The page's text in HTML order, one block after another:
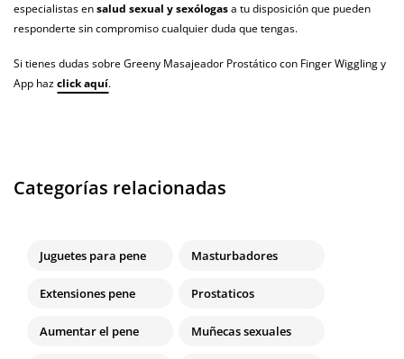
especialistas ensalud sexual y sexólogasa tu disposición que pueden
responderte sin compromiso cualquier duda que tengas.
Si tienes dudas sobre Greeny Masajeador Prostático con Finger Wiggling y
App hazclick aquí.
Categorías relacionadas
Juguetes para pene Masturbadores
Extensiones pene Prostaticos
Aumentar el pene Muñecas sexuales